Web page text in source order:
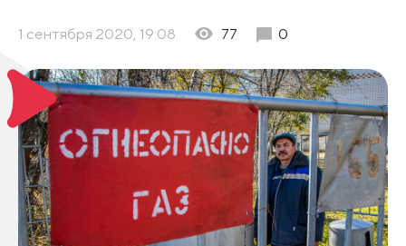
1 сентября 2020, 19:08 77 0